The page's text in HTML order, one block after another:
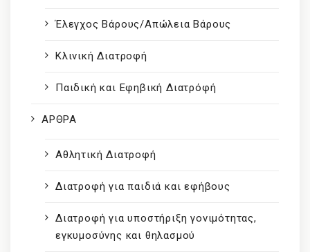
Έλεγχος Βάρους/Απώλεια Βάρους
Κλινική Διατροφή
Παιδική και Εφηβική Διατρόφή
ΑΡΘΡΑ
Αθλητική Διατροφή
Διατροφή για παιδιά και εφήβους
Διατροφή για υποστήριξη γονιμότητας,
εγκυμοσύνης και θηλασμού